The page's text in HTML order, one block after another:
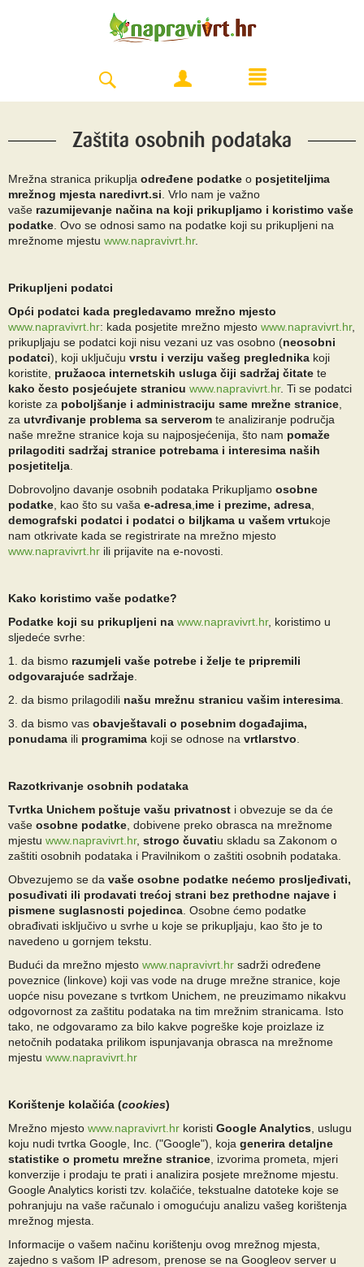
Zaštita osobnih podataka
Mrežna stranica prikuplja određene podatke o posjetiteljima
mrežnog mjesta naredivrt.si . Vrlo nam je važno
vaše razumijevanje načina na koji prikupljamo i koristimo vaše
podatke . Ovo se odnosi samo na podatke koji su prikupljeni na
mrežnome mjestu www.napravivrt.hr.
Prikupljeni podatci
Opći podatci kada pregledavamo mrežno mjesto
www.napravivrt.hr: kada posjetite mrežno mjesto www.napravivrt.hr,
prikupljaju se podatci koji nisu vezani uz vas osobno (neosobni
podatci), koji uključuju vrstu i verziju vašeg preglednika koji
koristite, pružaoca internetskih usluga čiji sadržaj čitate te
kako često posjećujete stranicu www.napravivrt.hr. Ti se podatci
koriste za poboljšanje i administraciju same mrežne stranice
za utvrđivanje problema sa serverom te analiziranje područja
naše mrežne stranice koja su najposjećenija, što nam pomaže
prilagoditi sadržaj stranice potrebama i interesima naših
posjetitelja
Dobrovoljno davanje osobnih podataka Prikupljamo osobne
podatke , kao što su vaša e-adresa ime i prezime, adresa
demografski podatci i podatci o biljkama u vašem vrtukoje
nam otkrivate kada se registrirate na mrežno mjesto
www.napravivrt.hr ili prijavite na e-novosti.
Kako koristimo vaše podatke?
Podatke koji su prikupljeni na www.napravivrt.hr, koristimo u
sljedeće svrhe:
1. da bismo razumjeli vaše potrebe i želje te pripremili
odgovarajuće sadržaje
2. da bismo prilagodili našu mrežnu stranicu vašim interesima
3. da bismo vas obavještavali o posebnim događajima,
ponudama ili programima koji se odnose na vrtlarstvo
Razotkrivanje osobnih podataka
Tvrtka Unichem poštuje vašu privatnost i obvezuje se da će
vaše osobne podatke , dobivene preko obrasca na mrežnome
mjestu www.napravivrt.hr, strogo čuvatiu skladu sa Zakonom o
zaštiti osobnih podataka i Pravilnikom o zaštiti osobnih podataka.
Obvezujemo se da vaše osobne podatke nećemo prosljeđivati,
posuđivati ili prodavati trećoj strani bez prethodne najave i
pismene suglasnosti pojedinca . Osobne ćemo podatke
obrađivati isključivo u svrhe u koje se prikupljaju, kao što je to
navedeno u gornjem tekstu.
Budući da mrežno mjesto www.napravivrt.hr sadrži određene
poveznice (linkove) koji vas vode na druge mrežne stranice, koje
uopće nisu povezane s tvrtkom Unichem, ne preuzimamo nikakvu
odgovornost za zaštitu podataka na tim mrežnim stranicama. Isto
tako, ne odgovaramo za bilo kakve pogreške koje proizlaze iz
netočnih podataka prilikom ispunjavanja obrasca na mrežnome
mjestu www.napravivrt.hr
Korištenje kolačića (cookies)
Mrežno mjesto www.napravivrt.hr koristi Google Analytics , uslugu
koju nudi tvrtka Google, Inc. ("Google"), koja generira detaljne
statistike o prometu mrežne stranice , izvorima prometa, mjeri
konverzije i prodaju te prati i analizira posjete mrežnome mjestu.
Google Analytics koristi tzv. kolačiće, tekstualne datoteke koje se
pohranjuju na vaše računalo i omogućuju analizu vašeg korištenja
mrežnog mjesta.
Informacije o vašem načinu korištenju ovog mrežnog mjesta,
zajedno s vašom IP adresom, prenose se na Googleov server u